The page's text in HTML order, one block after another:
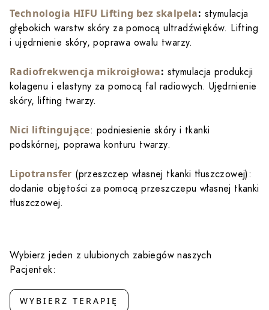
Technologia HIFU Lifting bez skalpela: stymulacja
głębokich warstw skóry za pomocą ultradźwięków. Lifting
i ujędrnienie skóry, poprawa owalu twarzy.
Radiofrekwencja mikroigłowa: stymulacja produkcji
kolagenu i elastyny za pomocą fal radiowych. Ujędrnienie
skóry, lifting twarzy.
Nici liftingujące: podniesienie skóry i tkanki
podskórnej, poprawa konturu twarzy.
Lipotransfer (przeszczep własnej tkanki tłuszczowej):
dodanie objętości za pomocą przeszczepu własnej tkanki
tłuszczowej.
Wybierz jeden z ulubionych zabiegów naszych
Pacjentek:
WYBIERZ TERAPIĘ